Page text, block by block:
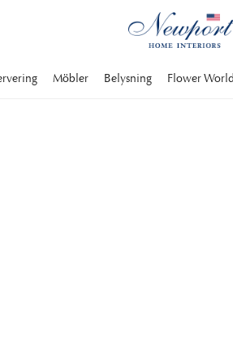
Möbler Belysning Flower World